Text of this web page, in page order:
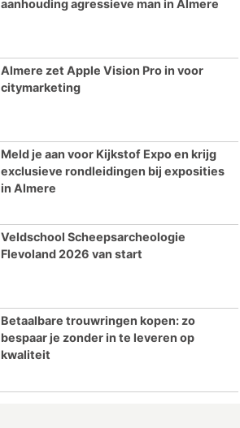
aanhouding agressieve man in Almere
Almere zet Apple Vision Pro in voor
citymarketing
Meld je aan voor Kijkstof Expo en krijg
exclusieve rondleidingen bij exposities
in Almere
Veldschool Scheepsarcheologie
Flevoland 2026 van start
Betaalbare trouwringen kopen: zo
bespaar je zonder in te leveren op
kwaliteit